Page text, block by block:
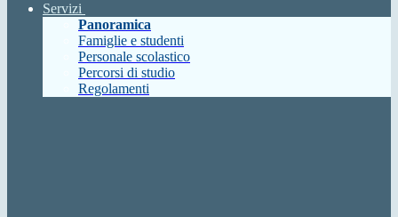
Servizi
Panoramica
Famiglie e studenti
Personale scolastico
Percorsi di studio
Regolamenti